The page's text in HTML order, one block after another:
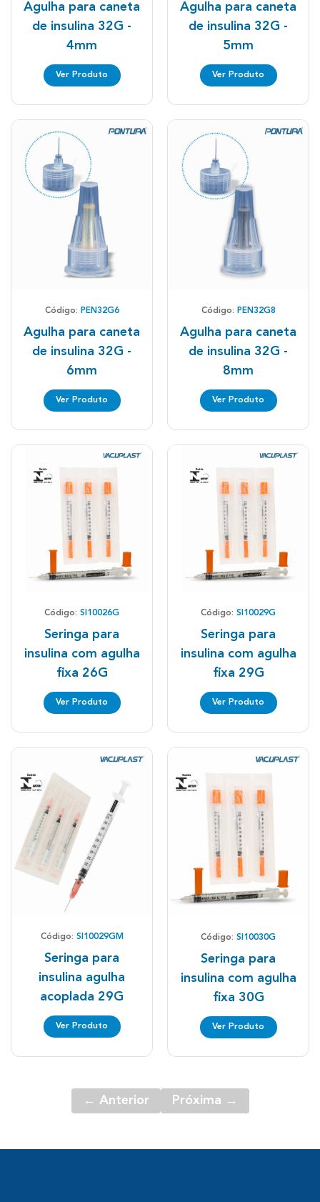
Agulha para caneta
de insulina 32G -
4mm
Ver Produto
Agulha para caneta
de insulina 32G -
5mm
Ver Produto
Código: PEN32G6
Agulha para caneta
de insulina 32G -
6mm
Ver Produto
Código: PEN32G8
Agulha para caneta
de insulina 32G -
8mm
Ver Produto
Código: SI10026G
Seringa para
insulina com agulha
fixa 26G
Ver Produto
Código: SI10029G
Seringa para
insulina com agulha
fixa 29G
Ver Produto
Código: SI10029GM
Seringa para
insulina agulha
acoplada 29G
Ver Produto
Código: SI10030G
Seringa para
insulina com agulha
fixa 30G
Ver Produto
← Anterior Próxima →